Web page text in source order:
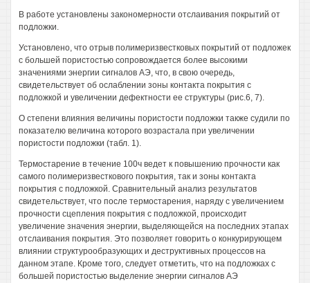
В работе установлены закономерности отслаивания покрытий от
подложки.
Установлено, что отрыв полимеризвестковых покрытий от подложек
с большей пористостью сопровождается более высокими
значениями энергии сигналов АЭ, что, в свою очередь,
свидетельствует об ослаблении зоны контакта покрытия с
подложкой и увеличении дефектности ее структуры (рис.6, 7).
О степени влияния величины пористости подложки также судили по
показателю величина которого возрастала при увеличении
пористости подложки (табл. 1).
Термостарение в течение 100ч ведет к повышению прочности как
самого полимеризвесткового покрытия, так и зоны контакта
покрытия с подложкой. Сравнительный анализ результатов
свидетельствует, что после термостарения, наряду с увеличением
прочности сцепления покрытия с подложкой, происходит
увеличение значения энергии, выделяющейся на последних этапах
отслаивания покрытия. Это позволяет говорить о конкурирующем
влиянии структурообразующих и деструктивных процессов на
данном этапе. Кроме того, следует отметить, что на подложках с
большей пористостью выделение энергии сигналов АЭ